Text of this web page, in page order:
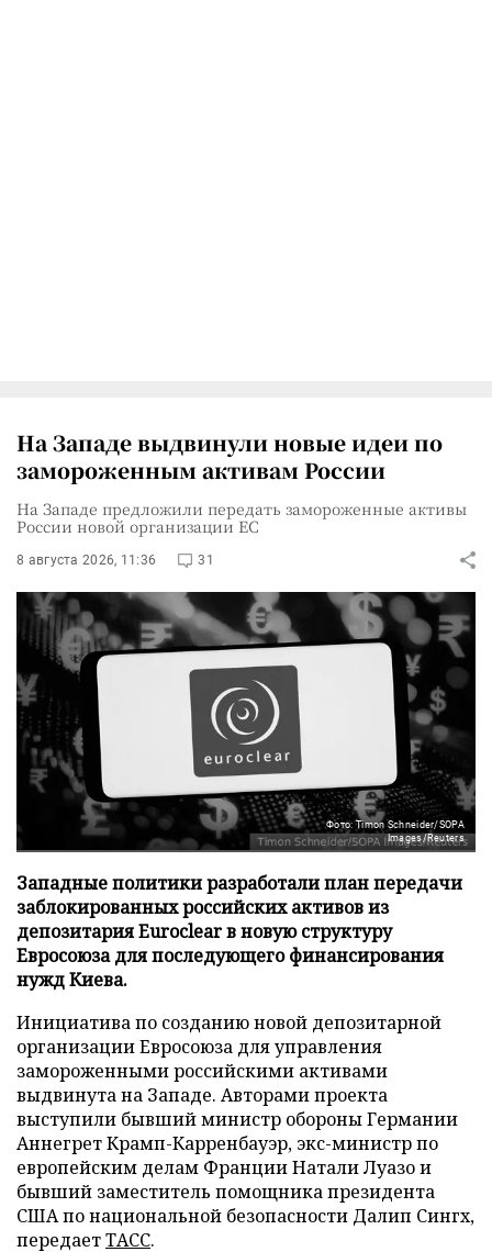
На Западе выдвинули новые идеи по
замороженным активам России
На Западе предложили передать замороженные активы
России новой организации ЕС
8 августа 2026, 11:36 31
Фото: Timon Schneider/SOPA
Images/Reuters
Западные политики разработали план передачи
заблокированных российских активов из
депозитария Euroclear в новую структуру
Евросоюза для последующего финансирования
нужд Киева.
Инициатива по созданию новой депозитарной
организации Евросоюза для управления
замороженными российскими активами
выдвинута на Западе. Авторами проекта
выступили бывший министр обороны Германии
Аннегрет Крамп-Карренбауэр, экс-министр по
европейским делам Франции Натали Луазо и
бывший заместитель помощника президента
США по национальной безопасности Далип Сингх,
передаетТАСС.